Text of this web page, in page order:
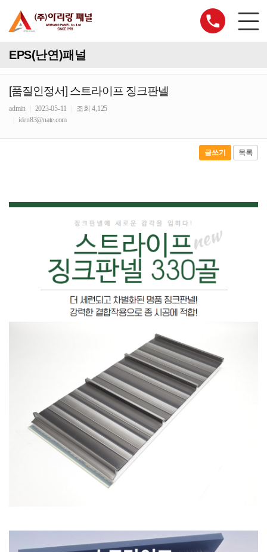
EPS(난연)패널
[품질인정서] 스트라이프 징크판넬
admin 2023-05-11
조회 4,125
iden83@nate.com
글쓰기 목록